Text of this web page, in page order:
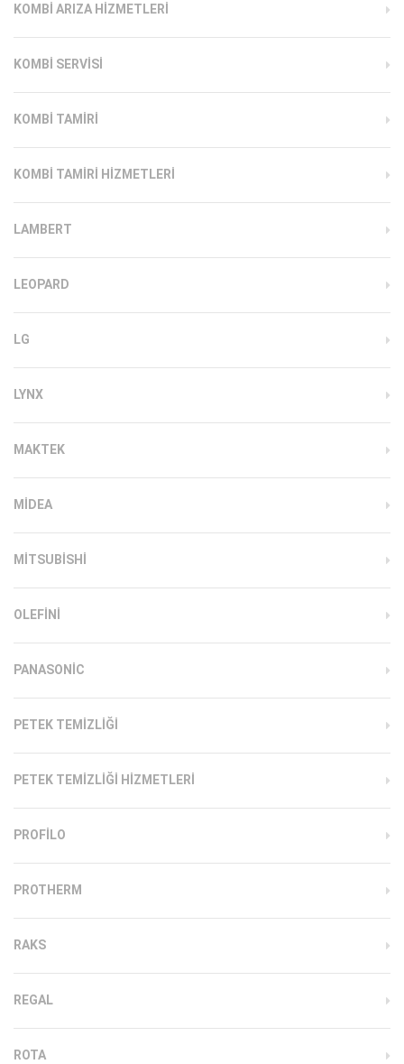
KOMBI ARIZA HIZMETLERI
KOMBI SERVISI
KOMBI TAMIRI
KOMBI TAMIRI HIZMETLERI
LAMBERT
LEOPARD
LG
LYNX
MAKTEK
MIDEA
MITSUBISHI
OLEFINI
PANASONIC
PETEK TEMIZLIĞI
PETEK TEMIZLIĞI HIZMETLERI
PROFILO
PROTHERM
RAKS
REGAL
ROTA